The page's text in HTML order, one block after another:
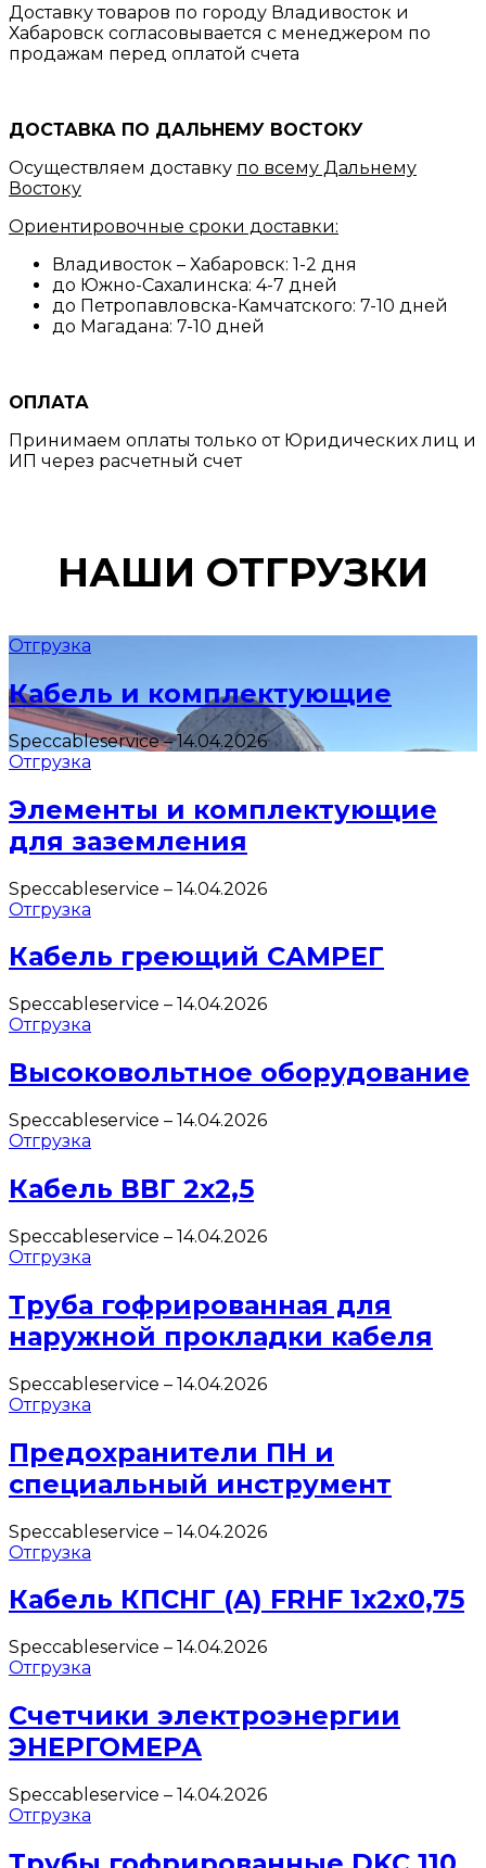
Доставку товаров по городу Владивосток и
Хабаровск согласовывается с менеджером по
продажам перед оплатой счета
ДОСТАВКА ПО ДАЛЬНЕМУ ВОСТОКУ
Осуществляем доставку по всему Дальнему
Востоку
Ориентировочные сроки доставки:
Владивосток – Хабаровск: 1-2 дня
до Южно-Сахалинска: 4-7 дней
до Петропавловска-Камчатского: 7-10 дней
до Магадана: 7-10 дней
ОПЛАТА
Принимаем оплаты только от Юридических лиц и
ИП через расчетный счет
НАШИ ОТГРУЗКИ
Отгрузка
Кабель и комплектующие
Speccableservice–14.04.2026
Отгрузка
Элементы и комплектующие
для заземления
Speccableservice – 14.04.2026
Отгрузка
Кабель греющий САМРЕГ
Speccableservice – 14.04.2026
Отгрузка
Высоковольтное оборудование
Speccableservice – 14.04.2026
Отгрузка
Кабель ВВГ 2х2,5
Speccableservice – 14.04.2026
Отгрузка
Труба гофрированная для
наружной прокладки кабеля
Speccableservice – 14.04.2026
Отгрузка
Предохранители ПН и
специальный инструмент
Speccableservice – 14.04.2026
Отгрузка
Кабель КПСНГ (A) FRHF 1х2х0,75
Speccableservice – 14.04.2026
Отгрузка
Счетчики электроэнергии
ЭНЕРГОМЕРА
Speccableservice – 14.04.2026
Отгрузка